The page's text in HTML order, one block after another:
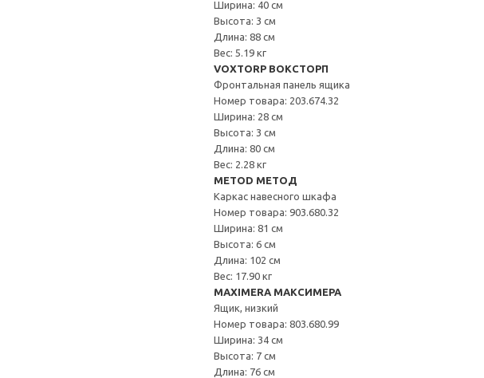
Ширина: 40 см
Высота: 3 см
Длина: 88 см
Вес: 5.19 кг
VOXTORP ВОКСТОРП
Фронтальная панель ящика
Номер товара: 203.674.32
Ширина: 28 см
Высота: 3 см
Длина: 80 см
Вес: 2.28 кг
METOD МЕТОД
Каркас навесного шкафа
Номер товара: 903.680.32
Ширина: 81 см
Высота: 6 см
Длина: 102 см
Вес: 17.90 кг
MAXIMERA МАКСИМЕРА
Ящик, низкий
Номер товара: 803.680.99
Ширина: 34 см
Высота: 7 см
Длина: 76 см